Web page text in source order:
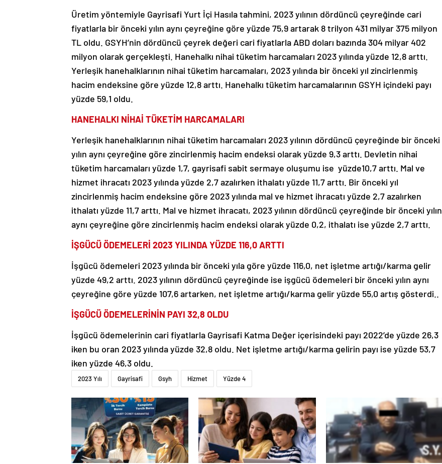
Üretim yöntemiyle Gayrisafi Yurt İçi Hasıla tahmini, 2023 yılının dördüncü çeyreğinde cari
fiyatlarla bir önceki yılın aynı çeyreğine göre yüzde 75,9 artarak 8 trilyon 431 milyar 375 milyon
TL oldu. GSYH’nin dördüncü çeyrek değeri cari fiyatlarla ABD doları bazında 304 milyar 402
milyon olarak gerçekleşti. Hanehalkı nihai tüketim harcamaları 2023 yılında yüzde 12,8 arttı.
Yerleşik hanehalklarının nihai tüketim harcamaları, 2023 yılında bir önceki yıl zincirlenmiş
hacim endeksine göre yüzde 12,8 arttı. Hanehalkı tüketim harcamalarının GSYH içindeki payı
yüzde 59,1 oldu.
HANEHALKI NİHAİ TÜKETİM HARCAMALARI
Yerleşik hanehalklarının nihai tüketim harcamaları 2023 yılının dördüncü çeyreğinde bir önceki
yılın aynı çeyreğine göre zincirlenmiş hacim endeksi olarak yüzde 9,3 arttı. Devletin nihai
tüketim harcamaları yüzde 1,7, gayrisafi sabit sermaye oluşumu ise yüzde10,7 arttı. Mal ve
hizmet ihracatı 2023 yılında yüzde 2,7 azalırken ithalatı yüzde 11,7 arttı. Bir önceki yıl
zincirlenmiş hacim endeksine göre 2023 yılında mal ve hizmet ihracatı yüzde 2,7 azalırken
ithalatı yüzde 11,7 arttı. Mal ve hizmet ihracatı, 2023 yılının dördüncü çeyreğinde bir önceki yılın
aynı çeyreğine göre zincirlenmiş hacim endeksi olarak yüzde 0,2, ithalatı ise yüzde 2,7 arttı.
İŞGÜCÜ ÖDEMELERİ 2023 YILINDA YÜZDE 116,0 ARTTI
İşgücü ödemeleri 2023 yılında bir önceki yıla göre yüzde 116,0, net işletme artığı/karma gelir
yüzde 49,2 arttı. 2023 yılının dördüncü çeyreğinde ise işgücü ödemeleri bir önceki yılın aynı
çeyreğine göre yüzde 107,6 artarken, net işletme artığı/karma gelir yüzde 55,0 artış gösterdi..
İŞGÜCÜ ÖDEMELERİNİN PAYI 32,8 OLDU
İşgücü ödemelerinin cari fiyatlarla Gayrisafi Katma Değer içerisindeki payı 2022’de yüzde 26,3
iken bu oran 2023 yılında yüzde 32,8 oldu. Net işletme artığı/karma gelirin payı ise yüzde 53,7
iken yüzde 46,3 oldu.
2023 Yılı Gayrisafi Gsyh Hizmet Yüzde 4